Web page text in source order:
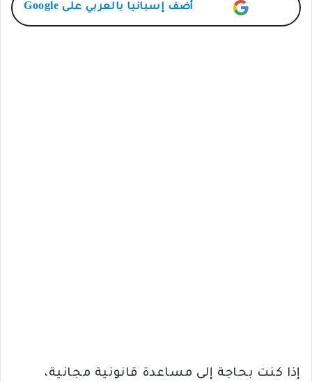
أضف إسبانيا بالعربي على Google
إذا كنت بحاجة إلى مساعدة قانونية مجانية،